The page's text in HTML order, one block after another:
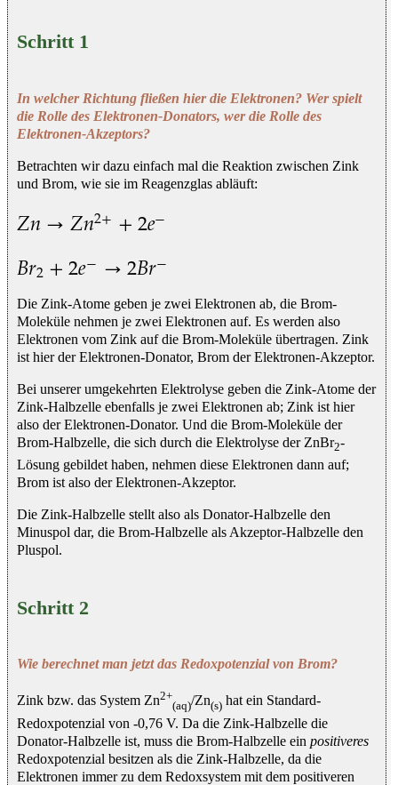
Schritt 1
In welcher Richtung fließen hier die Elektronen? Wer spielt
die Rolle des Elektronen-Donators, wer die Rolle des
Elektronen-Akzeptors?
Betrachten wir dazu einfach mal die Reaktion zwischen Zink
und Brom, wie sie im Reagenzglas abläuft:
𝑍𝑛→𝑍𝑛2++2𝑒−
Zn→Z n2++2 e−
𝐵𝑟2+2𝑒−→2𝐵𝑟−
Br2 +2 e−→ 2B r−
Die Zink-Atome geben je zwei Elektronen ab, die Brom-
Moleküle nehmen je zwei Elektronen auf. Es werden also
Elektronen vom Zink auf die Brom-Moleküle übertragen. Zink
ist hier der Elektronen-Donator, Brom der Elektronen-Akzeptor.
Bei unserer umgekehrten Elektrolyse geben die Zink-Atome der
Zink-Halbzelle ebenfalls je zwei Elektronen ab; Zink ist hier
also der Elektronen-Donator. Und die Brom-Moleküle der
Brom-Halbzelle, die sich durch die Elektrolyse der ZnBr2-
Lösung gebildet haben, nehmen diese Elektronen dann auf;
Brom ist also der Elektronen-Akzeptor.
Die Zink-Halbzelle stellt also als Donator-Halbzelle den
Minuspol dar, die Brom-Halbzelle als Akzeptor-Halbzelle den
Pluspol.
Schritt 2
Wie berechnet man jetzt das Redoxpotenzial von Brom?
Zink bzw. das System Zn2+
(aq)/Zn(s) hat ein Standard-
Redoxpotenzial von -0,76 V. Da die Zink-Halbzelle die
Donator-Halbzelle ist, muss die Brom-Halbzelle ein positiveres
Redoxpotenzial besitzen als die Zink-Halbzelle, da die
Elektronen immer zu dem Redoxsystem mit dem positiveren